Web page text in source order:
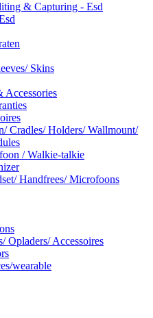
& Capturing - Esd
Skins
Accessories
Cradles/ Holders/ Wallmount/
/ Walkie-talkie
Handfrees/ Microfoons
Opladers/ Accessoires
wearable